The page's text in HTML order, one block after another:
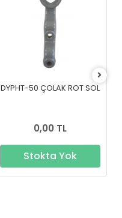
DYPHT-50 ÇOLAK ROT SOL
0,00 TL
Stokta Yok